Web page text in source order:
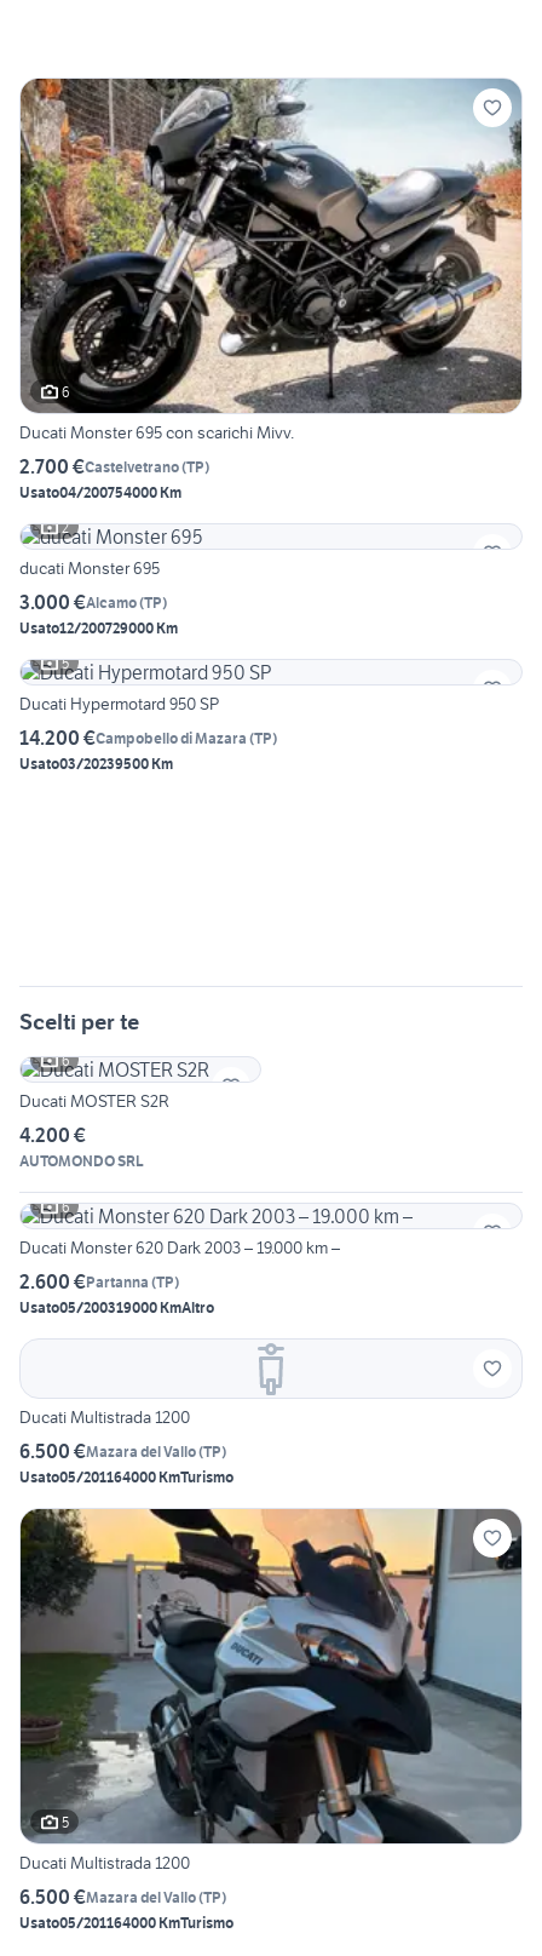
6
Ducati Monster 695 con scarichi Mivv.
2.700 €Castelvetrano(TP)
Usato04/200754000 Km
2
ducati Monster 695
3.000 €Alcamo(TP)
Usato12/200729000 Km
5
Ducati Hypermotard 950 SP
14.200 €Campobello di Mazara (TP)
Usato03/20239500 Km
Scelti per te
6
Ducati MOSTER S2R
4.200 €
AUTOMONDO SRL
6
Ducati Monster 620 Dark 2003 – 19.000 km –
2.600 €Partanna (TP)
Usato05/200319000 KmAltro
Ducati Multistrada 1200
6.500 €Mazara del Vallo(TP)
Usato05/201164000 KmTurismo
5
Ducati Multistrada 1200
6.500 €Mazara del Vallo(TP)
Usato05/201164000 KmTurismo